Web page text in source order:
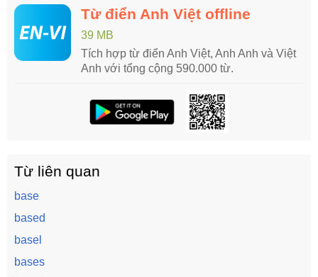
Từ điển Anh Việt offline
39 MB
Tích hợp từ điển Anh Việt, Anh Anh và Việt
Anh với tổng cộng 590.000 từ.
Từ liên quan
base
based
basel
bases